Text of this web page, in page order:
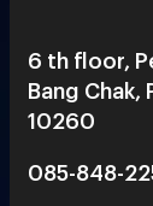
6 th floor,
Bang Chak,
10260
085-848-